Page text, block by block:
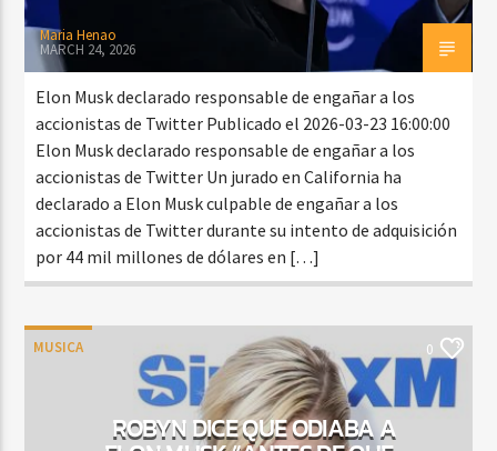
Maria Henao
MARCH 24, 2026
Elon Musk declarado responsable de engañar a los
accionistas de Twitter Publicado el 2026-03-23 16:00:00
Elon Musk declarado responsable de engañar a los
accionistas de Twitter Un jurado en California ha
declarado a Elon Musk culpable de engañar a los
accionistas de Twitter durante su intento de adquisición
por 44 mil millones de dólares en […]
MUSICA 0
ROBYN DICE QUE ODIABA A